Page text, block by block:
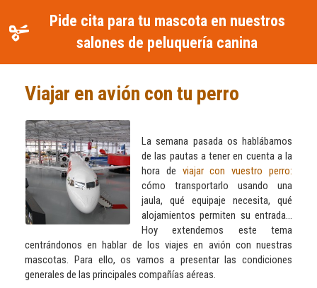
Pide cita para tu mascota en nuestros
salones de peluquería canina
Viajar en avión con tu perro
La semana pasada os hablábamos
de las pautas a tener en cuenta a la
hora de viajar con vuestro perro:
cómo transportarlo usando una
jaula, qué equipaje necesita, qué
alojamientos permiten su entrada...
Hoy extendemos este tema
centrándonos en hablar de los viajes en avión con nuestras
mascotas. Para ello, os vamos a presentar las condiciones
generales de las principales compañías aéreas.